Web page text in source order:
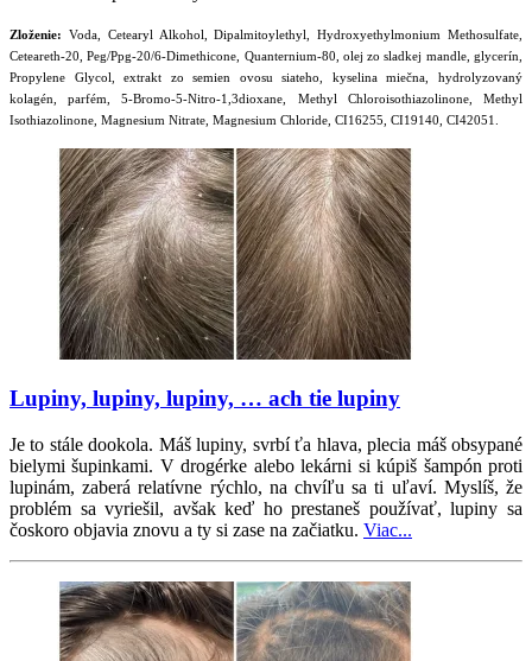
Zloženie: Voda, Cetearyl Alkohol, Dipalmitoylethyl, Hydroxyethylmonium Methosulfate,
Ceteareth-20, Peg/Ppg-20/6-Dimethicone, Quanternium-80, olej zo sladkej mandle, glycerín,
Propylene Glycol, extrakt zo semien ovosu siateho, kyselina miečna, hydrolyzovaný
kolagén, parfém, 5-Bromo-5-Nitro-1,3dioxane, Methyl Chloroisothiazolinone, Methyl
Isothiazolinone, Magnesium Nitrate, Magnesium Chloride, CI16255, CI19140, CI42051.
Lupiny, lupiny, lupiny, … ach tie lupiny
Je to stále dookola. Máš lupiny, svrbí ťa hlava, plecia máš obsypané
bielymi šupinkami. V drogérke alebo lekárni si kúpiš šampón proti
lupinám, zaberá relatívne rýchlo, na chvíľu sa ti uľaví. Myslíš, že
problém sa vyriešil, avšak keď ho prestaneš používať, lupiny sa
čoskoro objavia znovu a ty si zase na začiatku. Viac...